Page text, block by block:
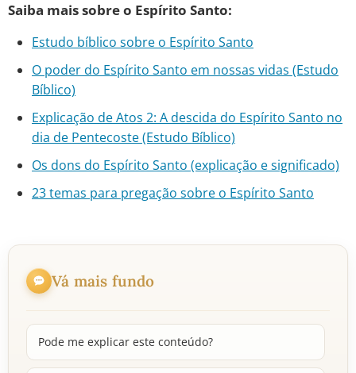
Saiba mais sobre o Espírito Santo:
Estudo bíblico sobre o Espírito Santo
O poder do Espírito Santo em nossas vidas (Estudo
Bíblico)
Explicação de Atos 2: A descida do Espírito Santo no
dia de Pentecoste (Estudo Bíblico)
Os dons do Espírito Santo (explicação e significado)
23 temas para pregação sobre o Espírito Santo
Vá mais fundo
Pode me explicar este conteúdo?